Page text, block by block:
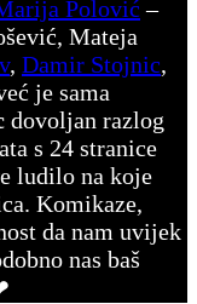
Polović –
Mateja
, Damir Stojnic,
je sama
dovoljan razlog
s 24 stranice
ludilo na koje
Komikaze,
da nam uvijek
nas baš